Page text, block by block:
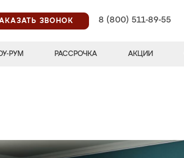
ЗВОНОК
8 (800) 511-89-55
РУМ РАССРОЧКА АКЦИИ